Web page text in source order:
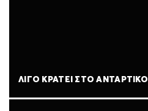
ΛΊΓΟ ΚΡΆΤΕΙ ΣΤΟ ΑΝΤΆΡΤΙΚΟ